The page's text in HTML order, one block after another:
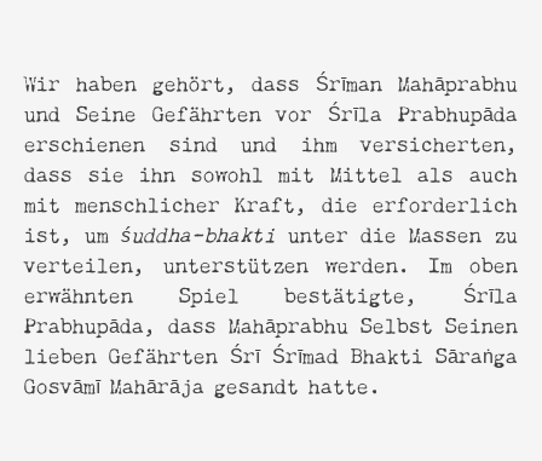
Wir haben gehört, dass Śrīman Mahāprabhu
und Seine Gefährten vor Śrīla Prabhupāda
erschienen sind und ihm versicherten,
dass sie ihn sowohl mit Mittel als auch
mit menschlicher Kraft, die erforderlich
ist, um śuddha-bhaktiunter die Massen zu
verteilen, unterstützen werden. Im oben
erwähnten Spiel bestätigte, Śrīla
Prabhupāda, dass Mahāprabhu Selbst Seinen
lieben Gefährten Śrī Śrīmad Bhakti Sāraṅga
Gosvāmī Mahārāja gesandt hatte.